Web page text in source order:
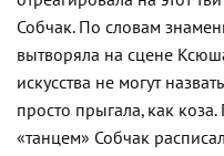
Собчак. По словам
вытворяла на сцене
искусства не могут
просто прыгала, как
«танцем» Собчак